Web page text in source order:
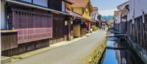
出
う